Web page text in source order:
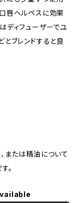
唇ヘルペスに効果
ディフューザーでユ
とブレンドすると良
または精油について
。